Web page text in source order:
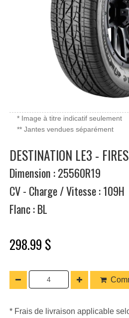
* Image à titre indicatif seulement
** Jantes vendues séparément
DESTINATION LE3 -
Dimension : 25560R19
CV - Charge / Vitesse : 109H
Flanc : BL
298.99 $
* Frais de livraison applicable